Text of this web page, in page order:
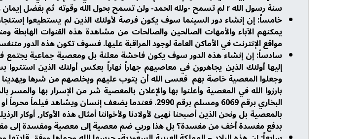
سنة رسول الله r لم تسمح -ولله الحمد- ولن تسمح بحول الله وقوته ثم بفضل إيمان ولاتها وصلاحهم وتقاهم نحسبهم والله حسيبهم ولا نزكي على الله أحداً.
خامساً: إن إنشاء دور السينما سوف يكون فرصة لأولئك الذين لم يستطيعوا
يمكنهم الآباء والأمهات الصالحين والصالحات من مشاهدة هذه القنوات الهابطة
مواقع الإنترنت في الأماكن العامة لوجود المراقبة عليها. فسوف تكون هذه الدور
سادساً: إن إنشاء هذه الدور سوف يكون فاحشة معلنة بل ومعصية جماعية يجتمع
إليها أولئك الذين يجاهرون في معاصيهم جهاراً نهاراً بعكس أولئك الذين
وجعلوا المعصية خاصة بهم فعسى الله أن يتوب عليهم ويخلصهم من شرها ويهدينا
البخاري برقم 6069 ومسلم برقم 2990. فعندما يضعف إنسان
بالمعصية بل ونحن الذين أصبحنا نهيئ لأولادنا ولأخواننا أمثال هذه الأوكار, أوكار
بدفع مفسدة أخف من مفسدة؟ بل هذا وربي ضم معصية إلى معصية ومفسدة إلى